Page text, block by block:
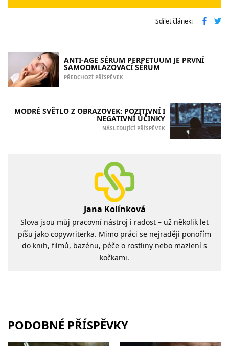
Sdílet článek:
ANTI-AGE SÉRUM PERPETUUM JE PRVNÍ
SAMOOMLAZOVACÍ SÉRUM
PŘEDCHOZÍ PŘÍSPĚVEK
MODRÉ SVĚTLO Z OBRAZOVEK: POZITIVNÍ I
NEGATIVNÍ ÚČINKY
NÁSLEDUJÍCÍ PŘÍSPĚVEK
Jana Kolínková
Slova jsou můj pracovní nástroj i radost – už několik let
píšu jako copywriterka. Mimo práci se nejraději ponořím
do knih, filmů, bazénu, péče o rostliny nebo mazlení s
kočkami.
PODOBNÉ PŘÍSPĚVKY